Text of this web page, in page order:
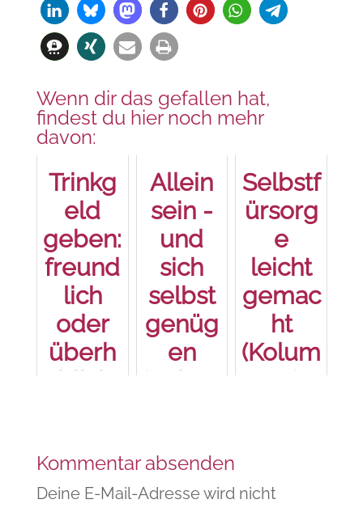
Wenn dir das gefallen hat,
findest du hier noch mehr
davon:
Trinkg
eld
geben:
freund
lich
oder
überh
eblich?
Allein
sein -
und
sich
selbst
genüg
en
(Kolum
Selbstf
ürsorg
e
leicht
gemac
ht
(Kolum
ne)
Kommentar absenden
Deine E-Mail-Adresse wird nicht